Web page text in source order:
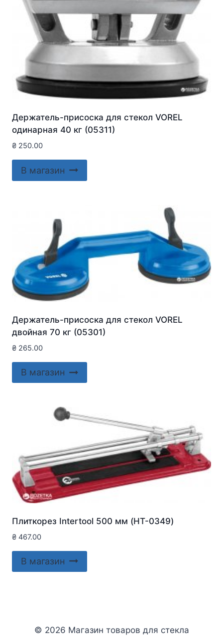
Держатель-присоска для стекол VOREL
одинарная 40 кг (05311)
₴ 250.00
В магазин
Держатель-присоска для стекол VOREL
двойная 70 кг (05301)
₴ 265.00
В магазин
Плиткорез Intertool 500 мм (HT-0349)
₴ 467.00
В магазин
© 2026 Магазин товаров для стекла